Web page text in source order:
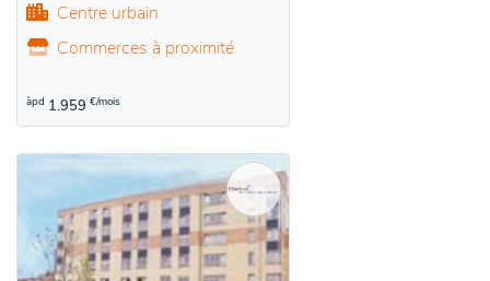
Centre urbain
Commerces à proximité
àpd 1.959 €/mois